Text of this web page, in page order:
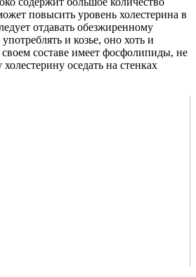
повысить уровень холестерина в
отдавать обезжиренному
и козье, оно хоть и
составе имеет фосфолипиды, не
оседать на стенках